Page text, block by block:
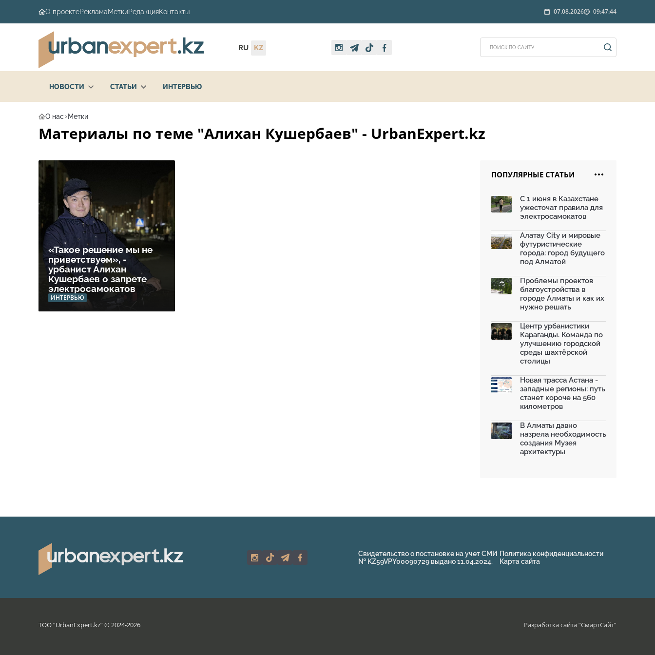
О проектеРекламаМеткиРедакцияКонтакты 07.08.2026 09:47:44
RU KZ
НОВОСТИ СТАТЬИ ИНТЕРВЬЮ
О нас Метки
Материалы по теме "Алихан Кушербаев" - UrbanExpert.kz
«Такое решение мы не
приветствуем», -
урбанист Алихан
Кушербаев о запрете
электросамокатов
ИНТЕРВЬЮ
ПОПУЛЯРНЫЕ СТАТЬИ
С 1 июня в Казахстане
ужесточат правила для
электросамокатов
Алатау City и мировые
футуристические
города: город будущего
под Алматой
Проблемы проектов
благоустройства в
городе Алматы и как их
нужно решать
Центр урбанистики
Караганды. Команда по
улучшению городской
среды шахтёрской
столицы
Новая трасса Астана -
западные регионы: путь
станет короче на 560
километров
В Алматы давно
назрела необходимость
создания Музея
архитектуры
Свидетельство о постановке на учет СМИ
№ KZ59VPY00090729 выдано 11.04.2024.
Политика конфиденциальности
Карта сайта
ТОО “UrbanExpert.kz” © 2024-2026 Разработка сайта “СмартСайт”